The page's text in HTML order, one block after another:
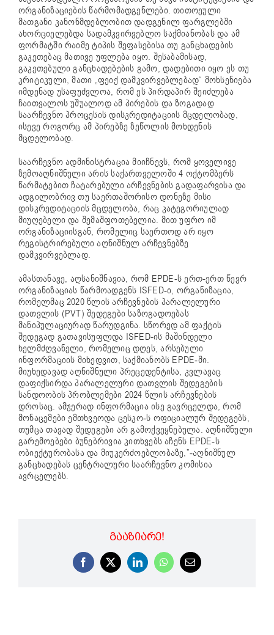
ორგანიზაციების წარმომადგენლები. თითოეული
მათგანი კანონმდებლობით დადგენილ ფარგლებში
ახორციელებდა სადამკვირვებლო საქმიანობას და ამ
ფორმატში რაიმე ტიპის შეფასებისა თუ განცხადების
გაკეთებაც მათივე უფლება იყო. შესაბამისად,
გაკეთებული განცხადებების გამო, დადებითი იყო ეს თუ
კრიტიკული, მათი „ფეიქ დამკვირვებლებად“ მოხსენიება
იმდენად უსაფუძვლოა, რომ ეს პირდაპირ შეიძლება
ჩაითვალოს უშუალოდ ამ პირების და ზოგადად
საარჩევნო პროცესის დისკრედიტაციის მცდელობად,
ისევე როგორც ამ პირებზე ზეწოლის მოხდენის
მცდელობად.
საარჩევნო ადმინისტრაცია მიიჩნევს, რომ ყოველივე
ზემოაღნიშნული არის საქართველოში 4 ოქტომბერს
წარმატებით ჩატარებული არჩევნების გადაფარვისა და
ადგილობრივ თუ საერთაშორისო დონეზე მისი
დისკრედიტაციის მცდელობა, რაც კატეგორიულად
მიუღებელი და შემაშფოთებელია. მით უფრო იმ
ორგანიზაციისგან, რომელიც საერთოდ არ იყო
რეგისტრირებული აღნიშნულ არჩევნებზე
დამკვირვებლად.
ამასთანავე, აღსანიშნავია, რომ EPDE-ს ერთ-ერთ წევრ
ორგანიზაციას წარმოადგენს ISFED-ი, ორგანიზაცია,
რომელმაც 2020 წლის არჩევნების პარალელური
დათვლის (PVT) შედეგები საზოგადოებას
მანიპულაციურად წარუდგინა. სწორედ ამ ფაქტის
შედეგად გათავისუფლდა ISFED-ის მაშინდელი
ხელმძღვანელი, რომელიც დღეს, არსებული
ინფორმაციის მიხედვით, საქმიანობს EPDE-ში.
მიუხედავად აღნიშნული პრეცედენტისა, კვლავაც
დაფიქსირდა პარალელური დათვლის შედეგების
სანდოობის პრობლემები 2024 წლის არჩევნების
დროსაც. ამჯერად ინფორმაცია ისე გავრცელდა, რომ
მონაცემები ემთხვეოდა ცესკო-ს ოფიციალურ შედეგებს,
თუმცა თავად შედეგები არ გამოქვეყნებულა. აღნიშნული
გარემოებები ბუნებრივია კითხვებს აჩენს EPDE-ს
ობიექტურობასა და მიუკერძოებლობაზე,”-აღნიშნულ
განცხადებას ცენტრალური საარჩევნო კომისია
ავრცელებს.
ᲒᲐᲐᲖᲘᲐᲠᲔ!
Facebook
X LinkedInWhatsApp
Email